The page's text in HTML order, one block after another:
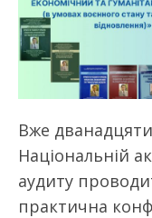
Вже
Національній
аудиту
практична